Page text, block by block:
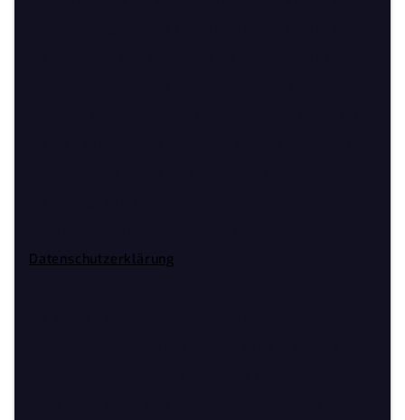
Datenschutzerklärung